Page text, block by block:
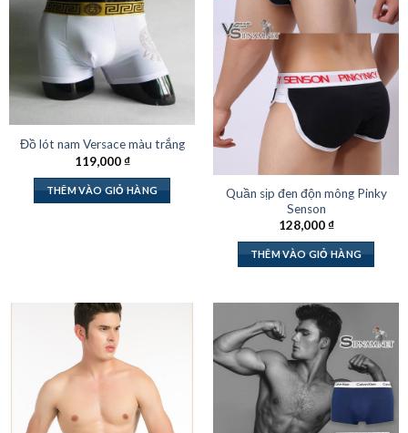
Đồ lót nam Versace màu trắng
119,000₫
THÊM VÀO GIỎ HÀNG
Quần sịp đen độn mông Pinky
Senson
128,000₫
THÊM VÀO GIỎ HÀNG